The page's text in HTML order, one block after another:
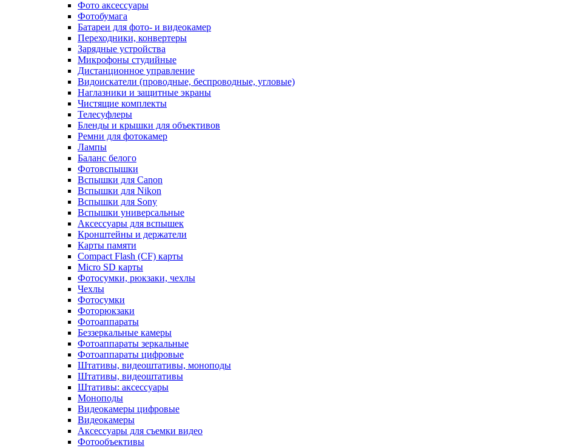
Фото аксессуары
Фотобумага
Батареи для фото- и видеокамер
Переходники, конвертеры
Зарядные устройства
Микрофоны студийные
Дистанционное управление
Видоискатели (проводные, беспроводные, угловые)
Наглазники и защитные экраны
Чистящие комплекты
Телесуфлеры
Бленды и крышки для объективов
Ремни для фотокамер
Лампы
Баланс белого
Фотовспышки
Вспышки для Canon
Вспышки для Nikon
Вспышки для Sony
Вспышки универсальные
Аксесcуары для вспышек
Кронштейны и держатели
Карты памяти
Compact Flash (CF) карты
Micro SD карты
Фотосумки, рюкзаки, чехлы
Чехлы
Фотосумки
Фоторюкзаки
Фотоаппараты
Беззеркальные камеры
Фотоаппараты зеркальные
Фотоаппараты цифровые
Штативы, видеоштативы, моноподы
Штативы, видеоштативы
Штативы: аксессуары
Моноподы
Видеокамеры цифровые
Видеокамеры
Аксессуары для съемки видео
Фотообъективы